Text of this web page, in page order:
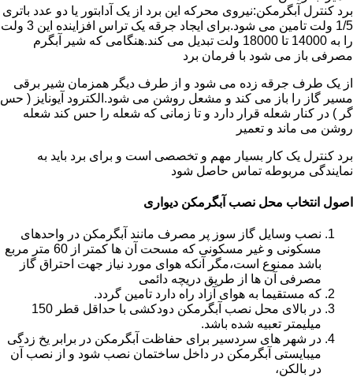
برد کنترل آبگرمکن:نیروی محرکه این برد از یک آدابتور یا دو عدد باتری
1/5 ولت تامین می شود.برای ایجاد جرقه یک تراس افزاینده این 3 ولت
را به 14000 تا 18000 ولت تبدیل می کند.هنگامی که شیر آبگرم
مصرفی باز می شود با فرمان برد
از یک طرف جرقه زده می شود و از طرف دیگر همزمان شیر برقی
مسیر گاز را باز می کند و مشعل روشن می شود.الکترود آیونایز ( حس
گر ) در کنار شعله قرار دارد و تا زمانی که شعله را حس کند شعله
روشن می ماند و تعمیر
برد کنترل یک کار بسیار مهم و تخصصی است و برای برد باید به
نمایندگی مربوطه تماس حاصل شود
اصول انتخاب محل نصب آبگرمکن دیواری
نصب وسایل گاز سوز پر مصرف مانند آبگرمکن در واحدهای
مسکونی و غیر مسکونی که مسحت آن ها کمتر از 60 متر مربع
باشد ممنوع است،مگر آنکه هوای مورد نیاز جهت احتراق گاز
مصرفی آن ها از طریق دریچه دائمی
که مستقیما به هوای آزاد راه دارد تامین گردد.
در بالای محل نصب آبگرمکن دودکشی با حداقل قطر 150
میلیمتر تعبیه شده باشد.
در شهر های سردسیر برای حفاظت آبگرمکن در برابر یخ زدگی
میبایستی آبگرمکن در داخل ساختمان نصب شود و از نصب آن
در بالکن،